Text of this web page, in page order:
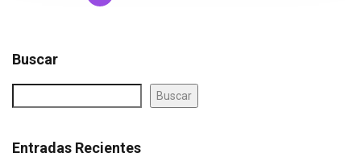
Buscar
Buscar
Entradas Recientes